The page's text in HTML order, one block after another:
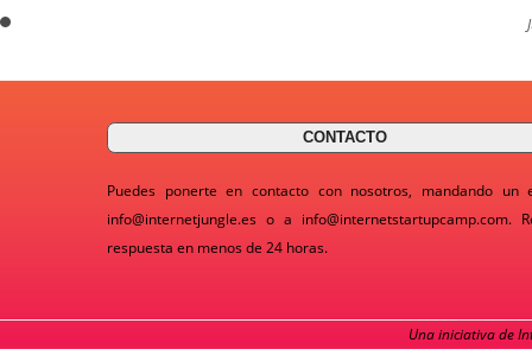
CONTACTO
Puedes ponerte en contacto con nosotros, mandando un
info@internetjungle.es o a info@internetstartupcamp.com.
respuesta en menos de 24 horas.
Una iniciativa de